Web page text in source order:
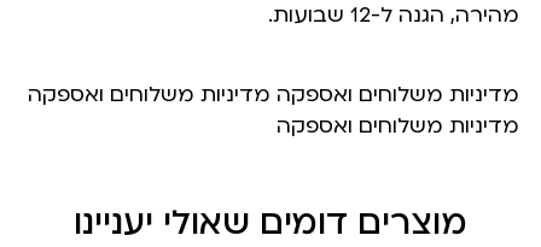
מהירה, הגנה ל-12 שבועות.
מדיניות משלוחים ואספקה מדיניות משלוחים ואספקה
מדיניות משלוחים ואספקה
מוצרים דומים שאולי יעניינו